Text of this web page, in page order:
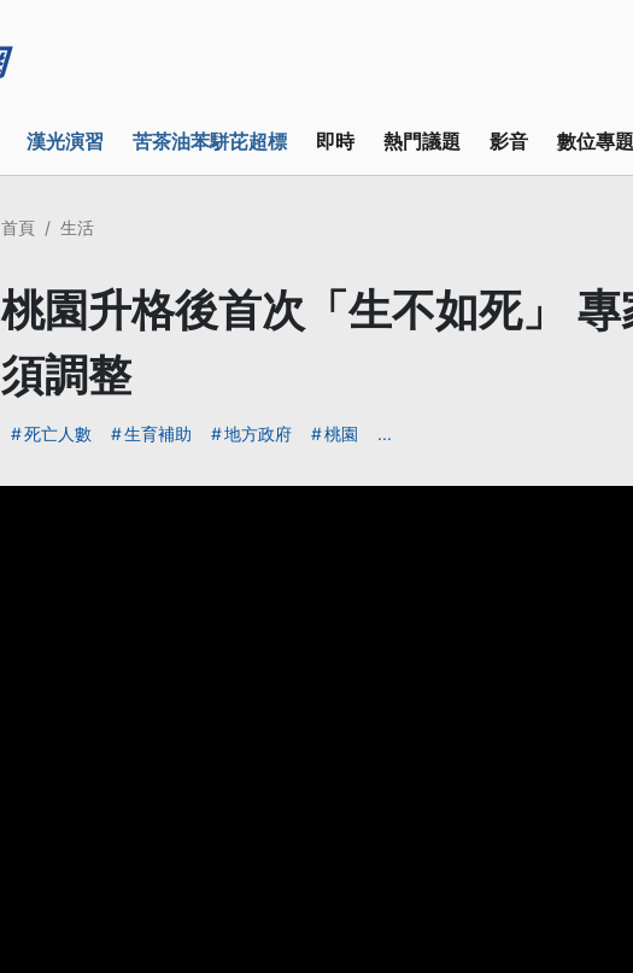
漢光演習 苦茶油苯駢芘超標 即時 熱門議題 影音 數位專題
首頁 生活
桃園升格後首次「生不如死」
須調整
死亡人數 生育補助 地方政府 桃園 ...